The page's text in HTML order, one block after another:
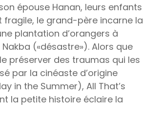
épouse Hanan, leurs enfants
fragile, le grand-père incarne la
plantation d’orangers à
(«désastre»). Alors que
préserver des traumas qui les
par la cinéaste d’origine
in the Summer), All That’s
la petite histoire éclaire la